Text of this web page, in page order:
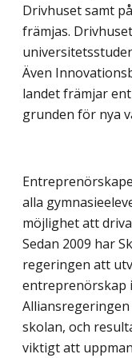
Drivhuset samt
främjas.
Även
landet främjar
grunden för nya
alla
möjlighet att
Sedan 2009 har
regeringen att
entreprenörskap
skolan, och
viktigt att